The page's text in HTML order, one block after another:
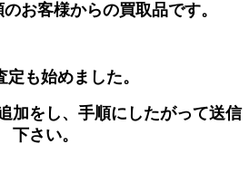
お客様からの買取品です。
も始めました。
加をし、手順にしたがって送信
下さい。